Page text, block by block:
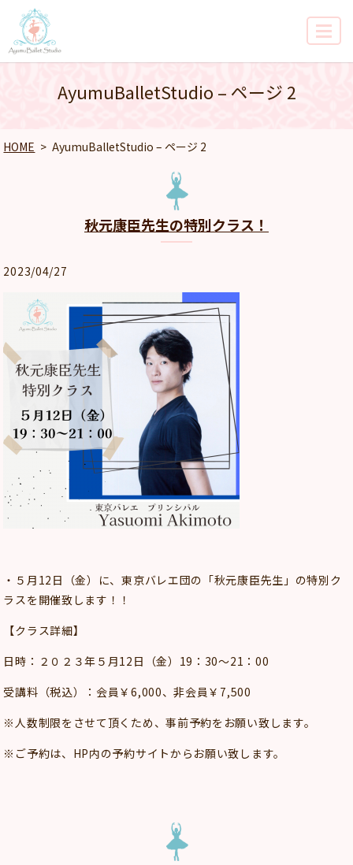
MENU
AyumuBalletStudio – ページ 2
HOME AyumuBalletStudio – ページ 2
秋元康臣先生の特別クラス！
2023/04/27
・５月12日（金）に、東京バレエ団の「秋元康臣先生」の特別ク
ラスを開催致します！！
【クラス詳細】
日時：２０２３年５月12日（金）19：30～21：00
受講料（税込）：会員￥6,000、非会員￥7,500
※人数制限をさせて頂くため、事前予約をお願い致します。
※ご予約は、HP内の予約サイトからお願い致します。